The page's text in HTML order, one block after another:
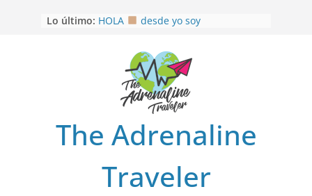
Lo último: MULITO!
Aprovechando que Wen tenía que
EL SENDERO DEL CACAO: Excelente
opción
HOSPEDAJE AL NATURALSHH !!
The Adrenaline
Traveler